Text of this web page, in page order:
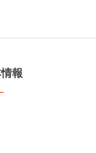
報